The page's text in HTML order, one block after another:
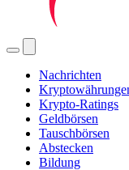
Nachrichten
Krypto-Ratings
Geldbörsen
Tauschbörsen
Abstecken
Bildung